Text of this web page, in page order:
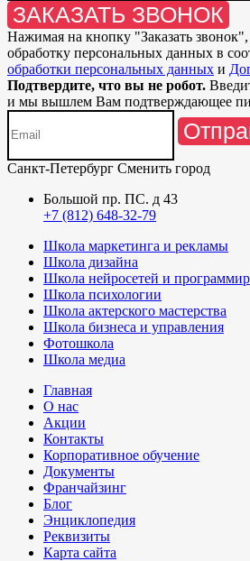
ЗАКАЗАТЬ ЗВОНОК
Нажимая на кнопку "Заказать звонок",
обработку персональных данных в
обработки персональных данных и
Подтвердите, что вы не робот.
и мы вышлем Вам подтверждающее
Санкт-Петербург Сменить город
Большой пр. ПС. д 43
+7 (812) 648-32-79
Школа маркетинга и рекламы
Школа дизайна
Школа нейросетей и
Школа психологии
Школа актерского мастерства
Школа бизнеса и управления
Фотошкола
Школа медиа
Главная
О нас
Акции
Контакты
Корпоративное обучение
Документы
Франчайзинг
Блог
Энциклопедия
Реквизиты
Карта сайта